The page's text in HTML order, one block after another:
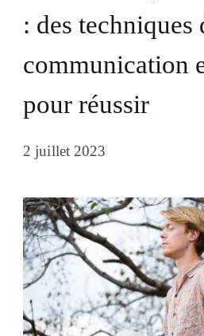
: des techniques
communication
pour réussir
2 juillet 2023